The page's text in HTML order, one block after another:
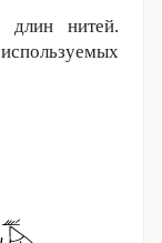
нитей.